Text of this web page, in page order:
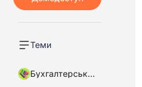
Теми
Бухгалтерський облік